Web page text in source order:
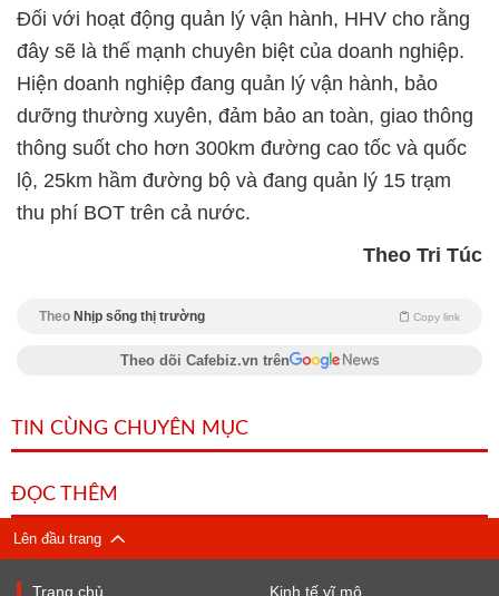
Đối với hoạt động quản lý vận hành, HHV cho rằng
đây sẽ là thế mạnh chuyên biệt của doanh nghiệp.
Hiện doanh nghiệp đang quản lý vận hành, bảo
dưỡng thường xuyên, đảm bảo an toàn, giao thông
thông suốt cho hơn 300km đường cao tốc và quốc
lộ, 25km hầm đường bộ và đang quản lý 15 trạm
thu phí BOT trên cả nước.
Theo Tri Túc
Theo Nhịp sống thị trường Copy link
Theo dõi Cafebiz.vn trên
TIN CÙNG CHUYÊN MỤC
ĐỌC THÊM
Lên đầu trang
Trang chủ Kinh tế vĩ mô